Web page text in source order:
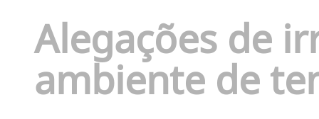
Alegações de
ambiente de